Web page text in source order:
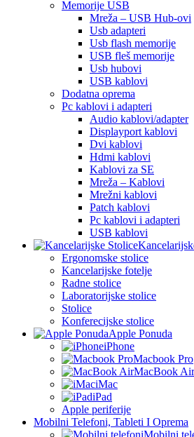
Memorije USB
Mreža – USB Hub-ovi
Usb adapteri
Usb flash memorije
USB fleš memorije
Usb hubovi
USB kablovi
Dodatna oprema
Pc kablovi i adapteri
Audio kablovi/adapter
Displayport kablovi
Dvi kablovi
Hdmi kablovi
Kablovi za SE
Mreža – Kablovi
Mrežni kablovi
Patch kablovi
Pc kablovi i adapteri
USB kablovi
Ergonomske stolice
Kancelarijske fotelje
Radne stolice
Laboratorijske stolice
Stolice
Konferecijske stolice
Apple Ponuda
iPhone
Macbook Pro
MacBook Air
iMac
iPad
Apple periferije
Mobilni Telefoni, Tableti I Oprema